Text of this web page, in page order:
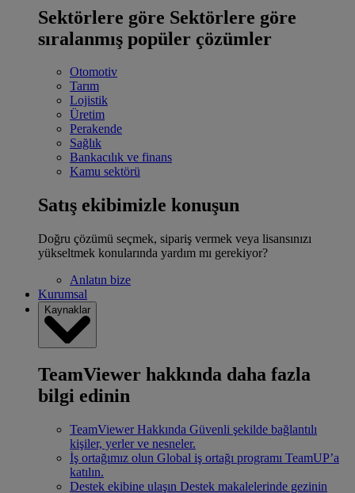
Sektörlere göre Sektörlere göre
sıralanmış popüler çözümler
Otomotiv
Tarım
Lojistik
Üretim
Perakende
Sağlık
Bankacılık ve finans
Kamu sektörü
Satış ekibimizle konuşun
Doğru çözümü seçmek, sipariş vermek veya lisansınızı
yükseltmek konularında yardım mı gerekiyor?
Anlatın bize
Kurumsal
Kaynaklar
TeamViewer hakkında daha fazla
bilgi edinin
TeamViewer Hakkında Güvenli şekilde bağlantılı
kişiler, yerler ve nesneler.
İş ortağımız olun Global iş ortağı programı TeamUP’a
katılın.
Destek ekibine ulaşın Destek makalelerinde gezinin